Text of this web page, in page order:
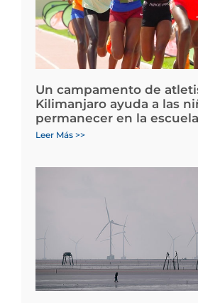
Un campamento de
Kilimanjaro ayuda a las
permanecer en la escuela
Leer Más >>